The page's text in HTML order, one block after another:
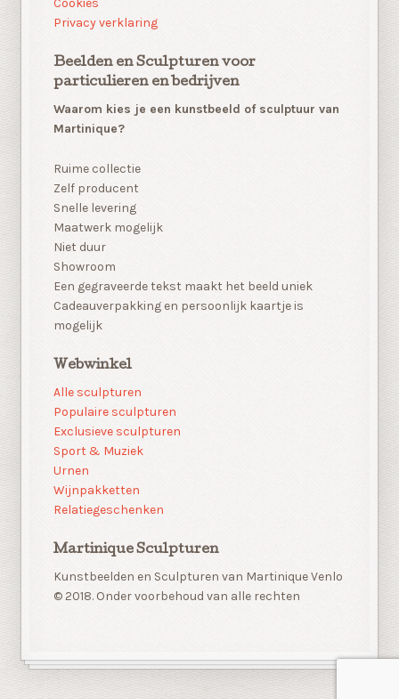
Cookies
Privacy verklaring
Beelden en Sculpturen voor
particulieren en bedrijven
Waarom kies je een kunstbeeld of sculptuur van
Martinique?
Ruime collectie
Zelf producent
Snelle levering
Maatwerk mogelijk
Niet duur
Showroom
Een gegraveerde tekst maakt het beeld uniek
Cadeauverpakking en persoonlijk kaartje is
mogelijk
Webwinkel
Alle sculpturen
Populaire sculpturen
Exclusieve sculpturen
Sport & Muziek
Urnen
Wijnpakketten
Relatiegeschenken
Martinique Sculpturen
Kunstbeelden en Sculpturen van Martinique Venlo
© 2018. Onder voorbehoud van alle rechten